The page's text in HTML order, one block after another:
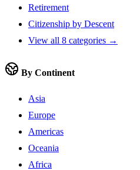
Retirement
Citizenship by Descent
View all 8 categories →
By Continent
Asia
Europe
Americas
Oceania
Africa